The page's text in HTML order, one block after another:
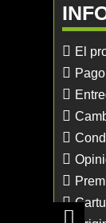
El